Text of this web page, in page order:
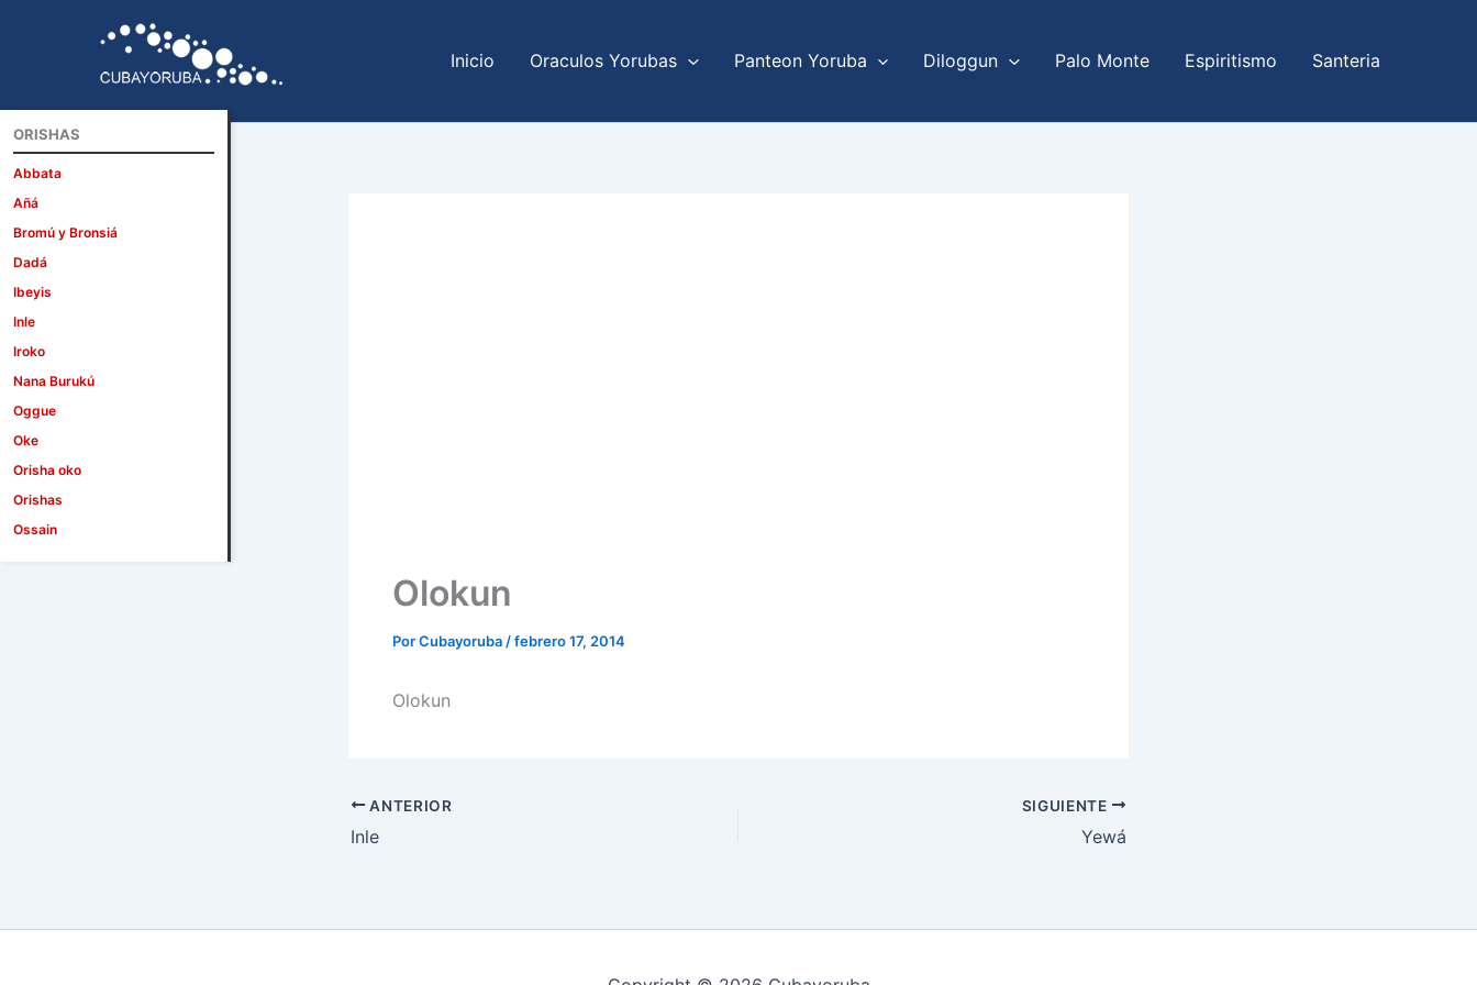
Inicio Oraculos Yorubas Panteon Yoruba Diloggun Palo Monte Espiritismo Santeria
Olokun
PorCubayoruba /febrero 17, 2014
Olokun
ANTERIOR
Inle
SIGUIENTE
Yewá
ORISHAS
Abbata
Añá
Bromú y Bronsiá
Dadá
Ibeyis
Inle
Iroko
Nana Burukú
Oggue
Oke
Orisha oko
Orishas
Ossain